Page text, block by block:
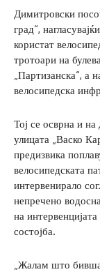
Димитровски
град“,
користат
тротоари на
„Партизанска“, а
велосипедска
Тој се осврна и
улицата „Васко
предизвика
велосипедската
интервенирало
непречено
на
состојба.
„Жалам што